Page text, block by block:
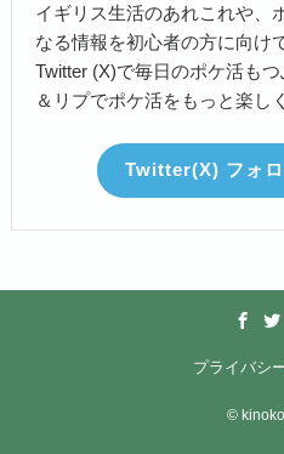
イギリス生活のあれこれや、
なる情報を初心者の方に向け
Twitter (X)で毎日のポケ活も
＆リプでポケ活をもっと楽し
Twitter(X) フォロ
プライバシ
©